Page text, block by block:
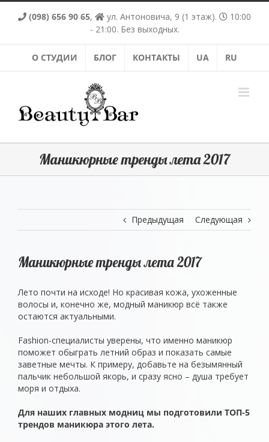
Skip
(098) 656 90 65, ул. Антоновича, 9 (1 этаж).
10:00
- 21:00. Без выходных.
О СТУДИИ БЛОГ КОНТАКТЫ UA RU
Маникюрные тренды лета 2017
Предыдущая Следующая
Маникюрные тренды лета 2017
Лето почти на исходе! Но красивая кожа, ухоженные
волосы и, конечно же, модный маникюр всё также
остаются актуальными.
Fashion-специалисты уверены, что именно маникюр
поможет обыграть летний образ и показать самые
заветные мечты. К примеру, добавьте на безымянный
пальчик небольшой якорь, и сразу ясно – душа требует
моря и отдыха.
Для наших главных модниц мы подготовили ТОП-5
трендов маникюра этого лета.